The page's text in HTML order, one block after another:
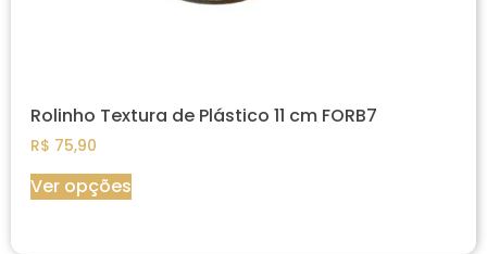
Rolinho Textura de Plástico 11 cm FORB7
R$ 75,90
Ver opções